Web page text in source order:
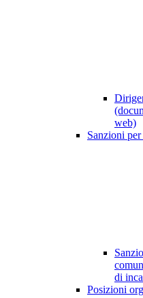
web)
Sanzioni
di
Posizioni